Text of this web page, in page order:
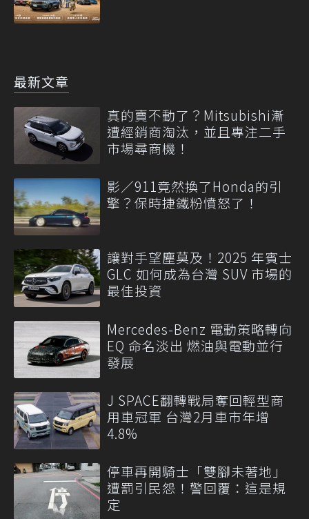
最新文章
真的賣不動了？Mitsubishi漸
遭經銷商淘汰，並且專注二手
市場尋商機！
影／911竟然換了Honda的引
擎？保時捷鐵粉憤怒了！
讓對手望塵莫及！2025 年賓士
GLC 如何成為台灣 SUV 市場的
最佳投資
Mercedes-Benz 電動策略轉向
EQ 命名淡出 燃油與電動並行
發展
J SPACE翻轉戰局奪回輕型商
用車冠軍 台灣2月車市年增
4.8%
停車再開騎士「雙腳未著地」
遭罰引民怨！警回覆：這是規
定